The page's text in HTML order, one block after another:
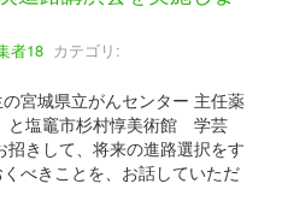
者18 カテゴリ:
宮城県立がんセンター 主任薬
塩竈市杉村惇美術館 学芸
きして、将来の進路選択をす
べきことを、お話していただ